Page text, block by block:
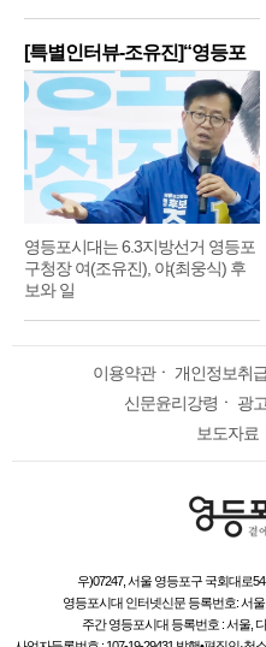
[특별인터뷰-조유진]“영등포
구
영등포시대는 6.3지방선거 영등포
구청장 여(조유진), 야(최웅식) 후
보와 일
이용약관ㆍ 개인정보취
신문윤리강령 ㆍ 광
보도자료
우)07247, 서울 영등포구 국회대로
영등포시대 인터넷신문 등록번호: 서울
주간 영등포시대 등록번호 : 서울,